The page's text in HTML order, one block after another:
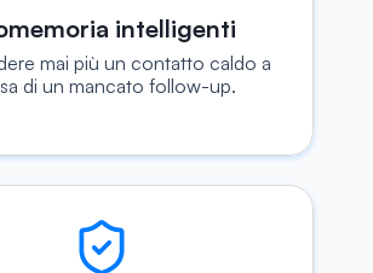
intelligenti
mai più un contatto caldo a
di un mancato follow-up.